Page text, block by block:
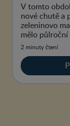
V tomto
nové chutě a
zeleninovo
mělo
množství?
2 minuty čtení